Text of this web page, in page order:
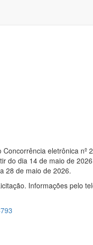
eletrônica nº
do dia 14 de maio de
28 de maio de 2026.
Informações pelo